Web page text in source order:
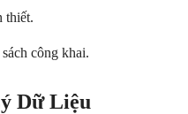
thiết.
công khai.
Dữ Liệu